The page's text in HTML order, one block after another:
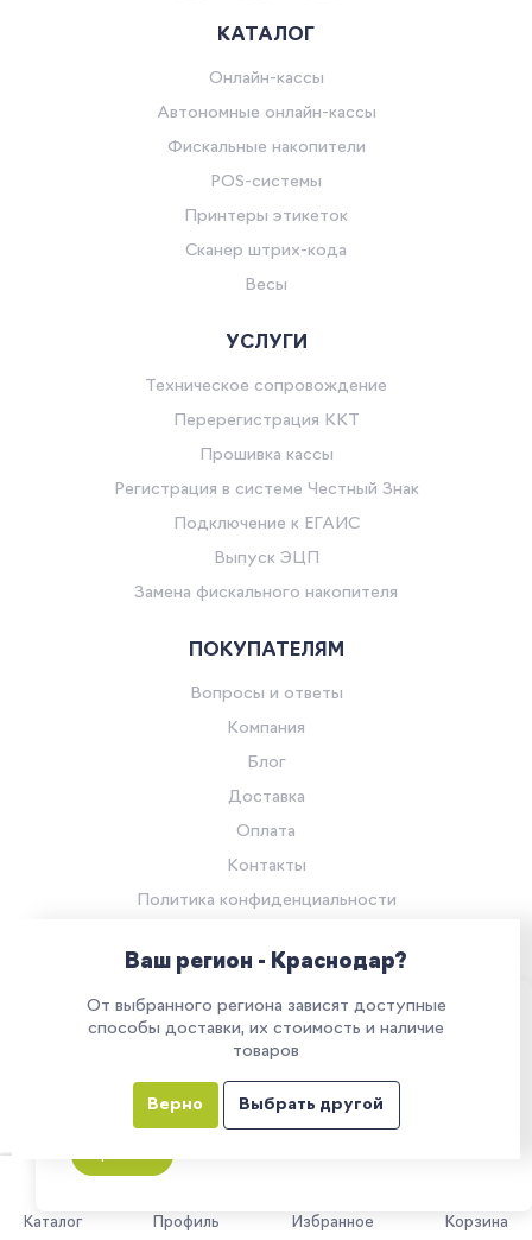
Каталог Профиль Избранное Корзина
КАТАЛОГ
Онлайн-кассы
Автономные онлайн-кассы
Фискальные накопители
POS-системы
Принтеры этикеток
Сканер штрих-кода
Весы
УСЛУГИ
Техническое сопровождение
Перерегистрация ККТ
Прошивка кассы
Регистрация в системе Честный Знак
Подключение к ЕГАИС
Выпуск ЭЦП
Замена фискального накопителя
ПОКУПАТЕЛЯМ
Вопросы и ответы
Компания
Блог
Доставка
Оплата
Контакты
Политика конфиденциальности
Все права защищены.
Все указанные на сайте цены носят информационный характер и
не являются публичной офертой (ст. 437 ГК РФ)
Наш сайт использует куки. Продолжая им
пользоваться, вы соглашаетесь на обработку
персональных данных в соответствии с
политикой конфиденциальности
Ваш регион - Краснодар?
От выбранного региона зависят доступные
способы доставки, их стоимость и наличие
товаров
Верно Выбрать другой